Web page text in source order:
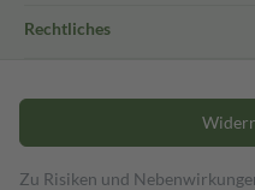
Rechtliches
Zu Risiken und